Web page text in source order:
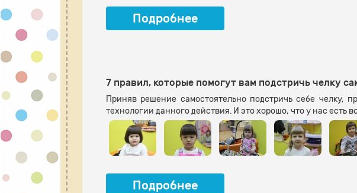
Подробнее
7 правил, которые помогут вам подстричь челку
Приняв решение самостоятельно подстричь себе челку,
технологии данного действия. И это хорошо, что у нас есть
Подробнее